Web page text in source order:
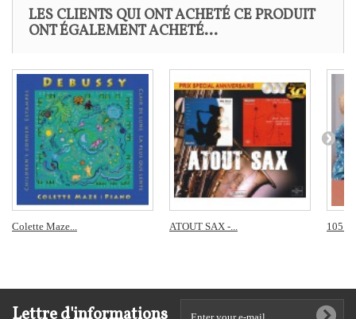
LES CLIENTS QUI ONT ACHETÉ CE PRODUIT
ONT ÉGALEMENT ACHETÉ...
Colette Maze... ATOUT SAX -... 105